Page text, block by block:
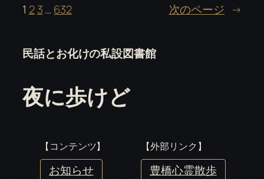
1 2 3… 632 次のページ →
民話とお化けの私設図書館
夜に歩けど
【コンテンツ】
お知らせ
【外部リンク】
豊橋心霊散歩